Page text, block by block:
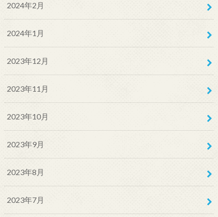
2024年2月
2024年1月
2023年12月
2023年11月
2023年10月
2023年9月
2023年8月
2023年7月